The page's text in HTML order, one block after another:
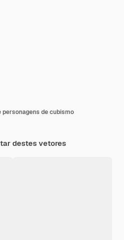
de cubismo
destes vetores